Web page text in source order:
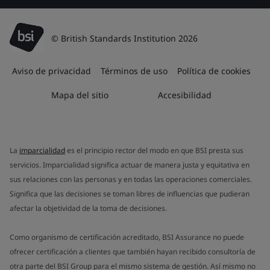
© British Standards Institution 2026
Aviso de privacidad Términos de uso Política de cookies
Mapa del sitio Accesibilidad
La imparcialidades el principio rector del modo en que BSI presta sus
servicios. Imparcialidad significa actuar de manera justa y equitativa en
sus relaciones con las personas y en todas las operaciones comerciales.
Significa que las decisiones se toman libres de influencias que pudieran
afectar la objetividad de la toma de decisiones.
Como organismo de certificación acreditado, BSI Assurance no puede
ofrecer certificación a clientes que también hayan recibido consultoría de
otra parte del BSI Group para el mismo sistema de gestión. Así mismo no